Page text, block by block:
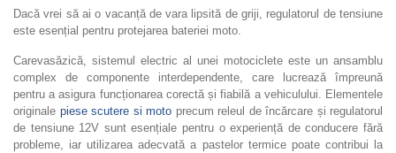
Dacă vrei să ai o vacanță de vara lipsită de griji, regulatorul de tensiune
este esențial pentru protejarea bateriei moto.
Carevasăzică, sistemul electric al unei motociclete este un ansamblu
complex de componente interdependente, care lucrează împreună
pentru a asigura funcționarea corectă și fiabilă a vehiculului. Elementele
originale piese scutere si moto precum releul de încărcare și regulatorul
de tensiune 12V sunt esențiale pentru o experiență de conducere fără
probleme, iar utilizarea adecvată a pastelor termice poate contribui la